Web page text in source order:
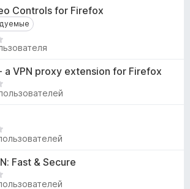
Controls for Firefox
a VPN proxy extension for Firefox
Fast & Secure